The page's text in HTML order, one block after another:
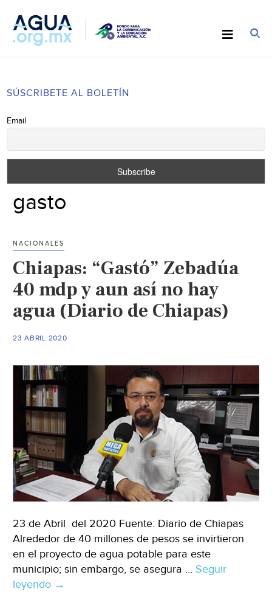
SÚSCRIBETE AL BOLETÍN
Email
gasto
NACIONALES
Chiapas: “Gastó” Zebadúa
40 mdp y aun así no hay
agua (Diario de Chiapas)
23 ABRIL 2020
23 de Abril del 2020 Fuente: Diario de Chiapas
Alrededor de 40 millones de pesos se invirtieron
en el proyecto de agua potable para este
municipio; sin embargo, se asegura … Seguir
leyendo Chiapas:
→